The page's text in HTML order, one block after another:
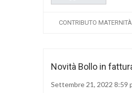
CONTRIBUTO MATERNITÀ
Novità Bollo in
Settembre 21, 2022 8:59